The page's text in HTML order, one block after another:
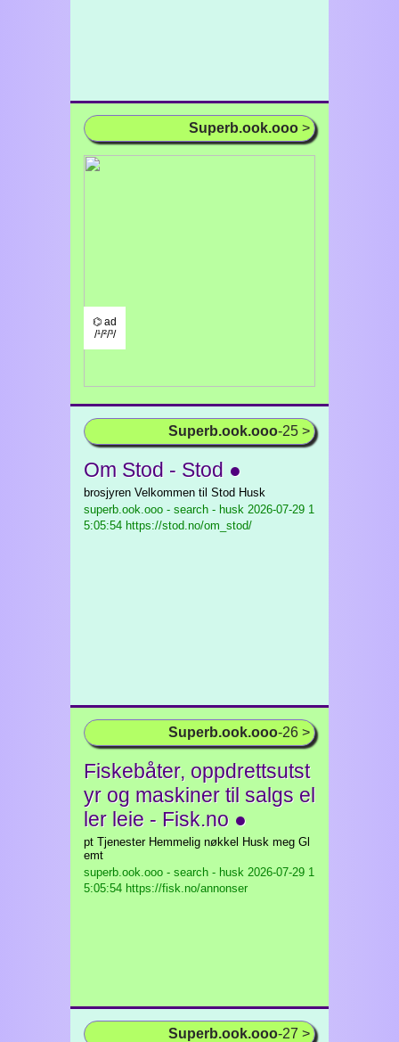
Superb.ook.ooo >
⌬ ad
/¹/²/³/
Superb.ook.ooo-25 >
Om Stod - Stod ●
brosjyren Velkommen til Stod Husk
superb.ook.ooo - search - husk 2026-07-29 1
5:05:54 https://stod.no/om_stod/
Superb.ook.ooo-26 >
Fiskebåter, oppdrettsutst
yr og maskiner til salgs el
ler leie - Fisk.no ●
pt Tjenester Hemmelig nøkkel Husk meg Gl
emt
superb.ook.ooo - search - husk 2026-07-29 1
5:05:54 https://fisk.no/annonser
Superb.ook.ooo-27 >